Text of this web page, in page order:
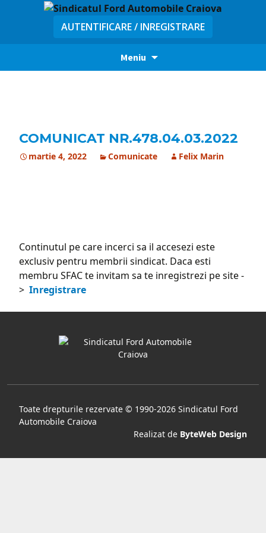
AUTENTIFICARE / INREGISTRARE
Meniu
COMUNICAT NR.478.04.03.2022
martie 4, 2022 Comunicate Felix Marin
Continutul pe care incerci sa il accesezi este
exclusiv pentru membrii sindicat. Daca esti
membru SFAC te invitam sa te inregistrezi pe site -
> Inregistrare
Toate drepturile rezervate © 1990-2026 Sindicatul Ford
Automobile Craiova
Realizat de ByteWeb Design